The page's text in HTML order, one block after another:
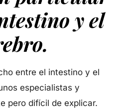
y el
entre el intestino y el
especialistas y
pero difícil de explicar.